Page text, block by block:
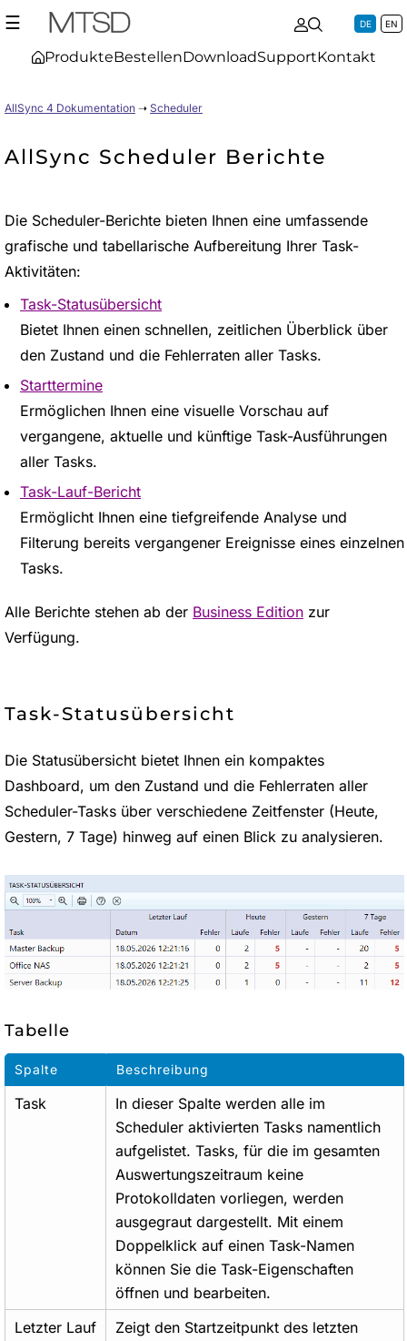
☰
ProdukteBestellenDownloadSupportKontakt
DE EN
AllSync 4 Dokumentation ➝ Scheduler
AllSync Scheduler Berichte
Die Scheduler-Berichte bieten Ihnen eine umfassende
grafische und tabellarische Aufbereitung Ihrer Task-
Aktivitäten:
Task-Statusübersicht
Bietet Ihnen einen schnellen, zeitlichen Überblick über
den Zustand und die Fehlerraten aller Tasks.
Starttermine
Ermöglichen Ihnen eine visuelle Vorschau auf
vergangene, aktuelle und künftige Task-Ausführungen
aller Tasks.
Task-Lauf-Bericht
Ermöglicht Ihnen eine tiefgreifende Analyse und
Filterung bereits vergangener Ereignisse eines einzelnen
Tasks.
Alle Berichte stehen ab der Business Edition zur
Verfügung.
Task-Statusübersicht
Die Statusübersicht bietet Ihnen ein kompaktes
Dashboard, um den Zustand und die Fehlerraten aller
Scheduler-Tasks über verschiedene Zeitfenster (Heute,
Gestern, 7 Tage) hinweg auf einen Blick zu analysieren.
Tabelle
Spalte Beschreibung
Task
In dieser Spalte werden alle im
Scheduler aktivierten Tasks namentlich
aufgelistet. Tasks, für die im gesamten
Auswertungszeitraum keine
Protokolldaten vorliegen, werden
ausgegraut dargestellt. Mit einem
Doppelklick auf einen Task-Namen
können Sie die Task-Eigenschaften
öffnen und bearbeiten.
Letzter Lauf
Zeigt den Startzeitpunkt des letzten